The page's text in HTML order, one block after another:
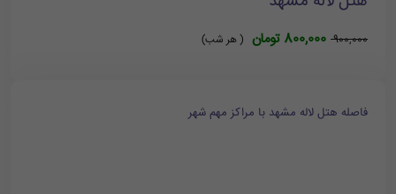
900,000 800,000 تومان ( هر شب)
فاصله هتل لاله مشهد با مراکز مهم شهر